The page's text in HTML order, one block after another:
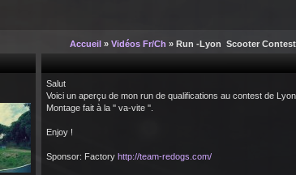
Accueil » Vidéos Fr/Ch » Run -Lyon Scooter Contest
Salut
Voici un aperçu de mon run de qualifications au contest de Lyon.
Montage fait à la '' va-vite ''.
Enjoy !
Sponsor: Factory http://team-redogs.com/